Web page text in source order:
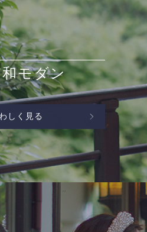
和モダン
しく見る